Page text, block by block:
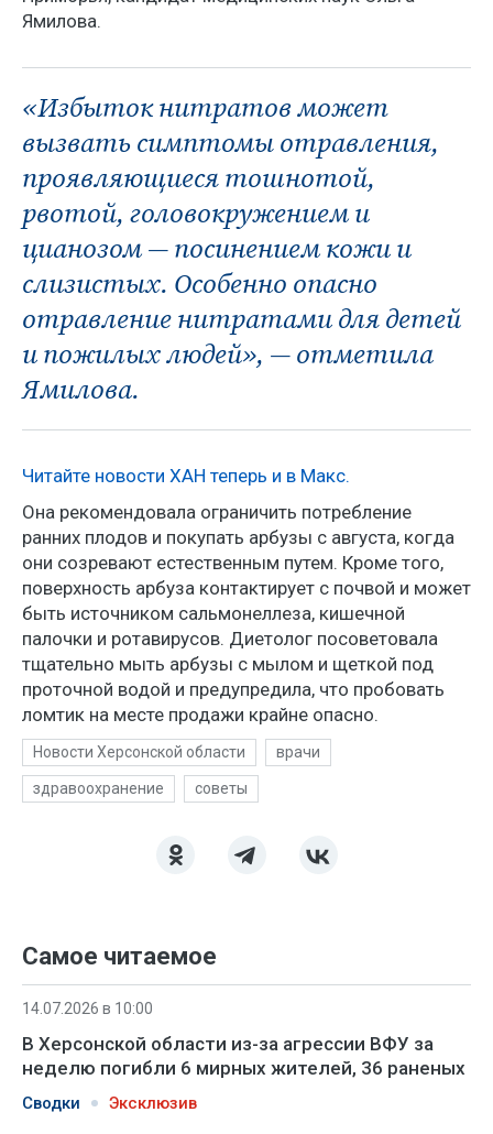
Ямилова.
«Избыток нитратов может
вызвать симптомы отравления,
проявляющиеся тошнотой,
рвотой, головокружением и
цианозом — посинением кожи и
слизистых. Особенно опасно
отравление нитратами для детей
и пожилых людей», — отметила
Ямилова.
Читайте новости ХАН теперь и в Макс.
Она рекомендовала ограничить потребление
ранних плодов и покупать арбузы с августа, когда
они созревают естественным путем. Кроме того,
поверхность арбуза контактирует с почвой и может
быть источником сальмонеллеза, кишечной
палочки и ротавирусов. Диетолог посоветовала
тщательно мыть арбузы с мылом и щеткой под
проточной водой и предупредила, что пробовать
ломтик на месте продажи крайне опасно.
Новости Херсонской области врачи
здравоохранение советы
Самое читаемое
14.07.2026 в 10:00
В Херсонской области из-за агрессии ВФУ за
неделю погибли 6 мирных жителей, 36 раненых
Сводки Эксклюзив